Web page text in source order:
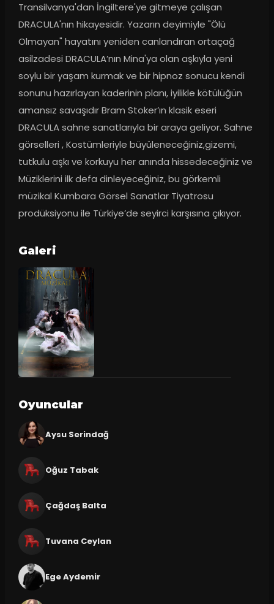
Transilvanya'dan İngiltere'ye gitmeye çalışan
DRACULA'nın hikayesidir. Yazarın deyimiyle "Ölü
Olmayan" hayatını yeniden canlandıran ortaçağ
asilzadesi DRACULA’nın Mina'ya olan aşkıyla yeni
soylu bir yaşam kurmak ve bir hipnoz sonucu kendi
sonunu hazırlayan kaderinin planı, iyilikle kötülüğün
amansız savaşıdır Bram Stoker’ın klasik eseri
DRACULA sahne sanatlarıyla bir araya geliyor. Sahne
görselleri , Kostümleriyle büyüleneceğiniz,gizemi,
tutkulu aşkı ve korkuyu her anında hissedeceğiniz ve
Müziklerini ilk defa dinleyeceğiniz, bu görkemli
müzikal Kumbara Görsel Sanatlar Tiyatrosu
prodüksiyonu ile Türkiye’de seyirci karşısına çıkıyor.
Galeri
Oyuncular
Aysu Serindağ
Oğuz Tabak
Çağdaş Balta
Tuvana Ceylan
Ege Aydemir